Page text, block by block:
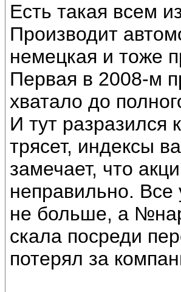
Есть такая всем
Производит
немецкая и тоже
Первая в 2008-м
хватало до
И тут разразился
трясет, индексы
замечает, что
неправильно. Все
не больше, а
скала посреди
потерял за